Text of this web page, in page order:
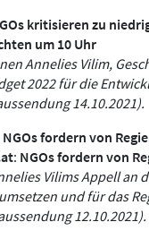
kritisieren zu
um 10 Uhr
Annelies Vilim,
2022 für die
14.10.2021).
NGOs fordern von
: NGOs fordern von
Vilims Appell an
und für das
12.10.2021).